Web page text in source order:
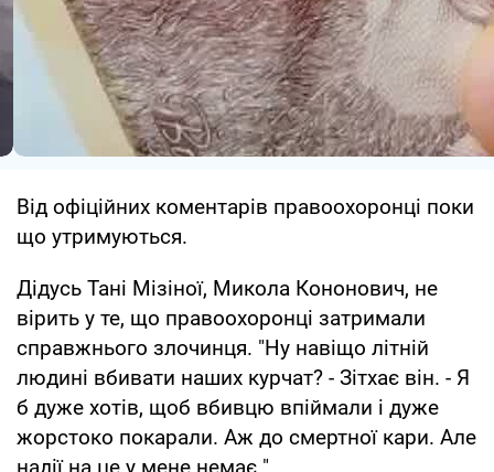
Від офіційних коментарів правоохоронці поки
що утримуються.
Дідусь Тані Мізіної, Микола Кононович, не
вірить у те, що правоохоронці затримали
справжнього злочинця. "Ну навіщо літній
людині вбивати наших курчат? - Зітхає він. - Я
б дуже хотів, щоб вбивцю впіймали і дуже
жорстоко покарали. Аж до смертної кари. Але
надії на це у мене немає ".